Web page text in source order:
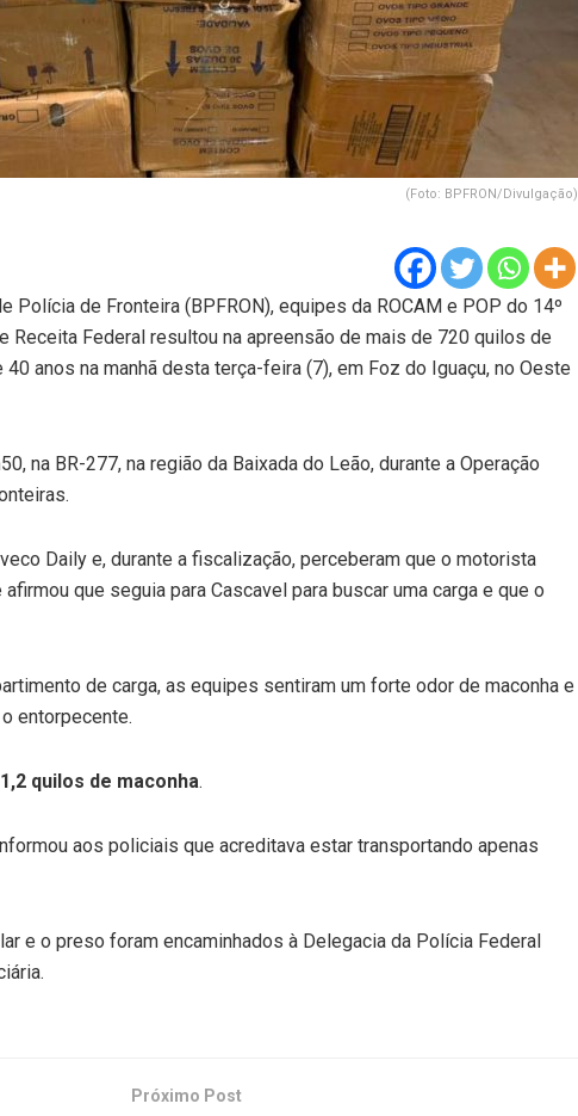
(Foto: BPFRON/Divulgação)
Polícia de Fronteira (BPFRON), equipes da ROCAM e POP do 14º
Receita Federal resultou na apreensão de mais de 720 quilos de
anos na manhã desta terça-feira (7), em Foz do Iguaçu, no Oeste
na BR-277, na região da Baixada do Leão, durante a Operação
Daily e, durante a fiscalização, perceberam que o motorista
que seguia para Cascavel para buscar uma carga e que o
de carga, as equipes sentiram um forte odor de maconha e
entorpecente.
quilos de maconha.
aos policiais que acreditava estar transportando apenas
e o preso foram encaminhados à Delegacia da Polícia Federal
Próximo Post